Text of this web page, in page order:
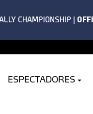
ESPECTADORES